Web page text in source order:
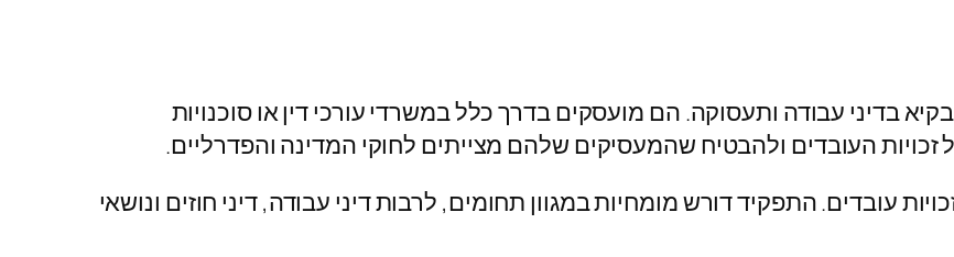
בדיני עבודה ותעסוקה. הם מועסקים בדרך כלל במשרדי עורכי דין או סוכנויות
זכויות העובדים ולהבטיח שהמעסיקים שלהם מצייתים לחוקי המדינה והפדרליים.
עובדים. התפקיד דורש מומחיות במגוון תחומים, לרבות דיני עבודה, דיני חוזים ונושאי